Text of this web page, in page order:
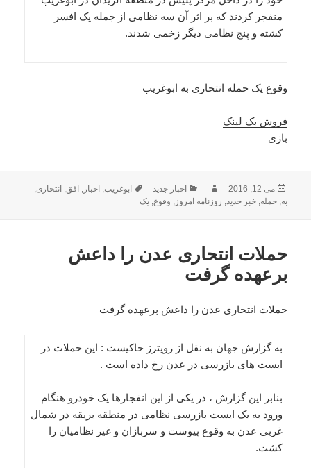
منفجر کردند که بر اثر آن سه نظامی از جمله یک افسر
کشته و پنج نظامی دیگر زخمی شدند.
وقوع یک حمله انتحاری به ابوغریب
فروش بک لینک
بازی
ارسال
شده
می 12, 2016 نویسندهدسته‌ها
اخبار جدید برچسب‌ها
ابوغریب, اخبار, افق, انتحاری,
به,حمله,خبر جدید, روزنامه امروز, وقوع,یک
حملات انتحاری عدن را داعش
برعهده گرفت
حملات انتحاری عدن را داعش برعهده گرفت
به گزارش جهان به نقل از رویترز حاکیست : این حملات در
ایست های بازرسی در عدن رخ داده است .
بنابر این گزارش ، در یکی از این انفجارها یک خودرو هنگام
ورود به یک ایست بازرسی نظامی در منطقه بریقه در شمال
غربی عدن به وقوع پیوست و سربازان و غیر نظامیان را
کشت.